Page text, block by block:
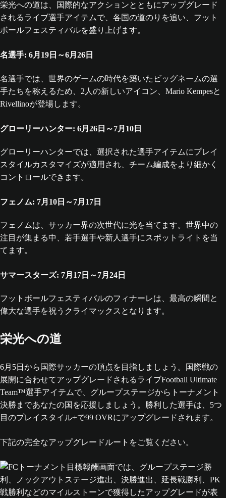
栄光への道は、国際的なアクションとともにアップグレード
されるライブ選手アイテムで、各国の道のりを追い、フット
ボールフェスティバルを盛り上げます。
名選手: 6月19日～6月26日
名選手では、世界のゲームの時代を築いたビッグネームの選
手たちを称えるため、2人の新しいアイコン、Mario Kempesと
Rivellinoが登場します。
グローリーハンター: 6月26日～7月10日
グローリーハンターでは、選択された選手アイテムにプレイ
スタイルカスタマイズが適用され、チーム編成をより細かく
コントロールできます。
フェノム: 7月10日～7月17日
フェノムは、サッカー界の次世代に光を当てます。世界中の
注目が集まる中、若手選手や新人選手にスポットライトを当
てます。
サマースターズ: 7月17日～7月24日
フットボールフェスティバルのフィナーレは、最高の瞬間と
偉大な選手を祝うクライマックスとなります。
栄光への道
6月5日から国際サッカーの頂点を目指しましょう。国際戦の
展開に合わせてアップグレードされるライブFootball Ultimate
Team™選手アイテムで、グループステージからトーナメント
決勝まであなたの国を応援しましょう。勝利した選手は、5つ
目のプレイスタイル+で99 OVRにアップグレードされます。
下記の完全なアップグレードルートをご覧ください。